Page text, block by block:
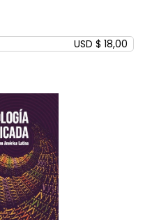
USD $ 18,00